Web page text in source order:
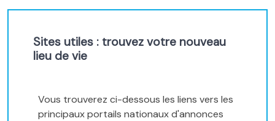
Sites utiles : trouvez votre nouveau
lieu de vie
Vous trouverez ci-dessous les liens vers les
principaux portails nationaux d'annonces